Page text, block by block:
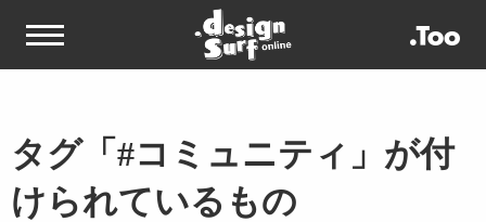
タグ「#コミュニティ」が付
けられているもの